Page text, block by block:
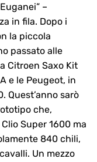
–
in fila. Dopo i
la piccola
passato alle
Citroen Saxo Kit
e le Peugeot, in
Quest’anno sarò
che,
Super 1600 ma
840 chili,
Un mezzo